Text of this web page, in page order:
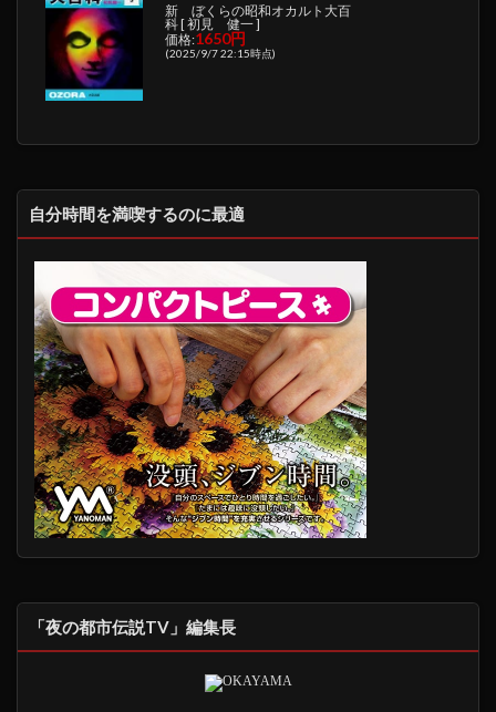
新 ぼくらの昭和オカルト大百
科 [ 初見 健一 ]
価格:1650円
(2025/9/7 22:15時点)
自分時間を満喫するのに最適
「夜の都市伝説TV」編集長